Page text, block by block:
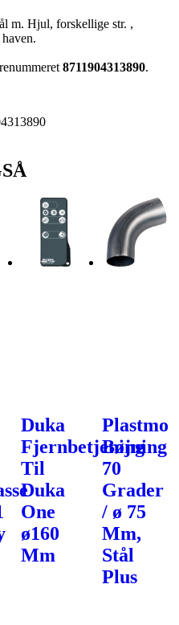
m. Hjul, forskellige str. ,
8711904313890.
Duka
Fjernbetjening
Til
Duka
One
ø160
Mm
Plastmo
Bøjning
70
Grader
/ ø 75
Mm,
Stål
Plus